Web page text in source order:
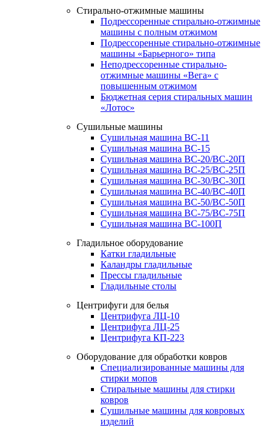
Стирально-отжимные машины
Подрессоренные стирально-отжимные
машины с полным отжимом
Подрессоренные стирально-отжимные
машины «Барьерного» типа
Неподрессоренные стирально-
отжимные машины «Вега» с
повышенным отжимом
Бюджетная серия стиральных машин
«Лотос»
Сушильные машины
Сушильная машина ВС-11
Сушильная машина ВС-15
Сушильная машина ВС-20/ВС-20П
Сушильная машина ВС-25/ВС-25П
Сушильная машина ВС-30/ВС-30П
Сушильная машина ВС-40/ВС-40П
Сушильная машина ВС-50/ВС-50П
Сушильная машина ВС-75/ВС-75П
Сушильная машина ВС-100П
Гладильное оборудование
Катки гладильные
Каландры гладильные
Прессы гладильные
Гладильные столы
Центрифуги для белья
Центрифуга ЛЦ-10
Центрифуга ЛЦ-25
Центрифуга КП-223
Оборудование для обработки ковров
Специализированные машины для
стирки мопов
Стиральные машины для стирки
ковров
Сушильные машины для ковровых
изделий